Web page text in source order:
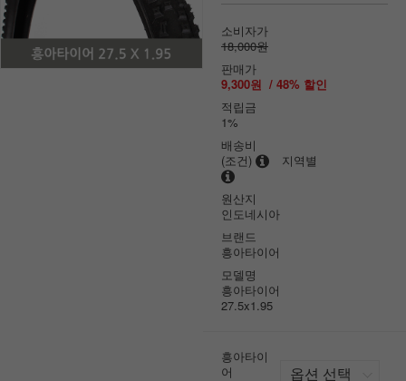
소비자가
18,000원
판매가
9,300원 / 48% 할인
적립금
1%
배송비
(조건)
지역별
원산지
인도네시아
브랜드
흥아타이어
모델명
흥아타이어
27.5x1.95
흥아타이
어